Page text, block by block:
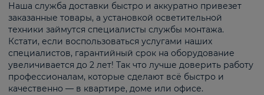
Наша служба доставки быстро и аккуратно привезет
заказанные товары, а установкой осветительной
техники займутся специалисты службы монтажа.
Кстати, если воспользоваться услугами наших
специалистов, гарантийный срок на оборудование
увеличивается до 2 лет! Так что лучше доверить работу
профессионалам, которые сделают всё быстро и
качественно — в квартире, доме или офисе.